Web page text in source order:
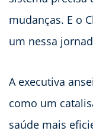
mudanças. E o
um nessa
A executiva
como um
saúde mais